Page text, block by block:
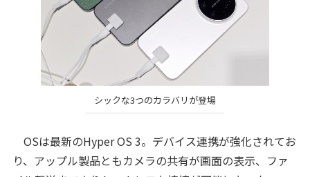
シックな3つのカラバリが登場
OSは最新のHyper OS 3。デバイス連携が強化されてお
り、アップル製品ともカメラの共有が画面の表示、ファ